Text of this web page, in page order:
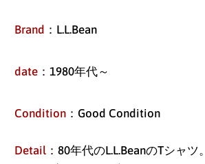
Brand ：L.L.Bean
date ：1980年代～
Condition ：Good Condition
Detail ：80年代のL.L.BeanのTシャツ。
アイスランド (ISK kr)
アイルランド (EUR €)